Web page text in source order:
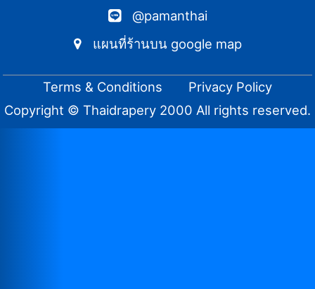
@pamanthai
แผนที่ร้านบน google map
Terms & Conditions
Privacy Policy
Copyright © Thaidrapery 2000 All rights reserved.